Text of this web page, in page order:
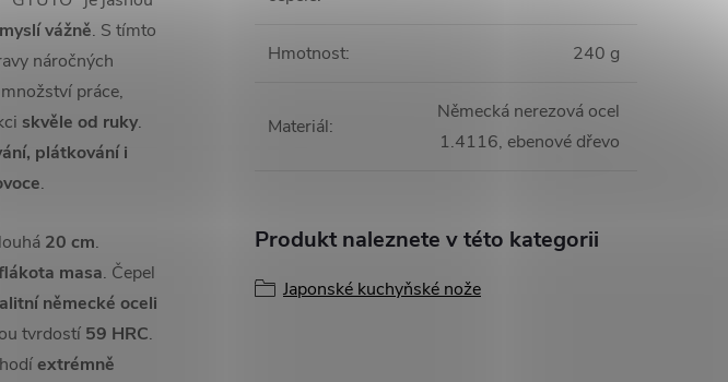
myslí vážně. S tímto
náročných
práce,
skvěle od ruky.
plátkování i
.
20 cm.
masa. Čepel
německé oceli
tvrdostí 59 HRC.
extrémně
Hmotnost: 240 g
Materiál:
Německá nerezová ocel
1.4116, ebenové dřevo
Produkt naleznete v této kategorii
Japonské kuchyňské nože